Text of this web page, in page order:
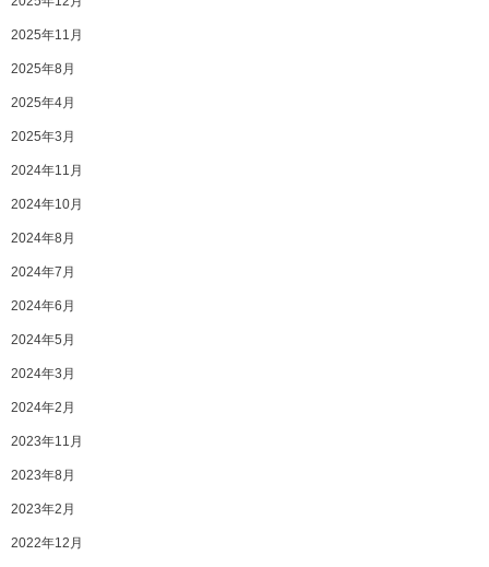
2025年11月
2025年8月
2025年4月
2025年3月
2024年11月
2024年10月
2024年8月
2024年7月
2024年6月
2024年5月
2024年3月
2024年2月
2023年11月
2023年8月
2023年2月
2022年12月